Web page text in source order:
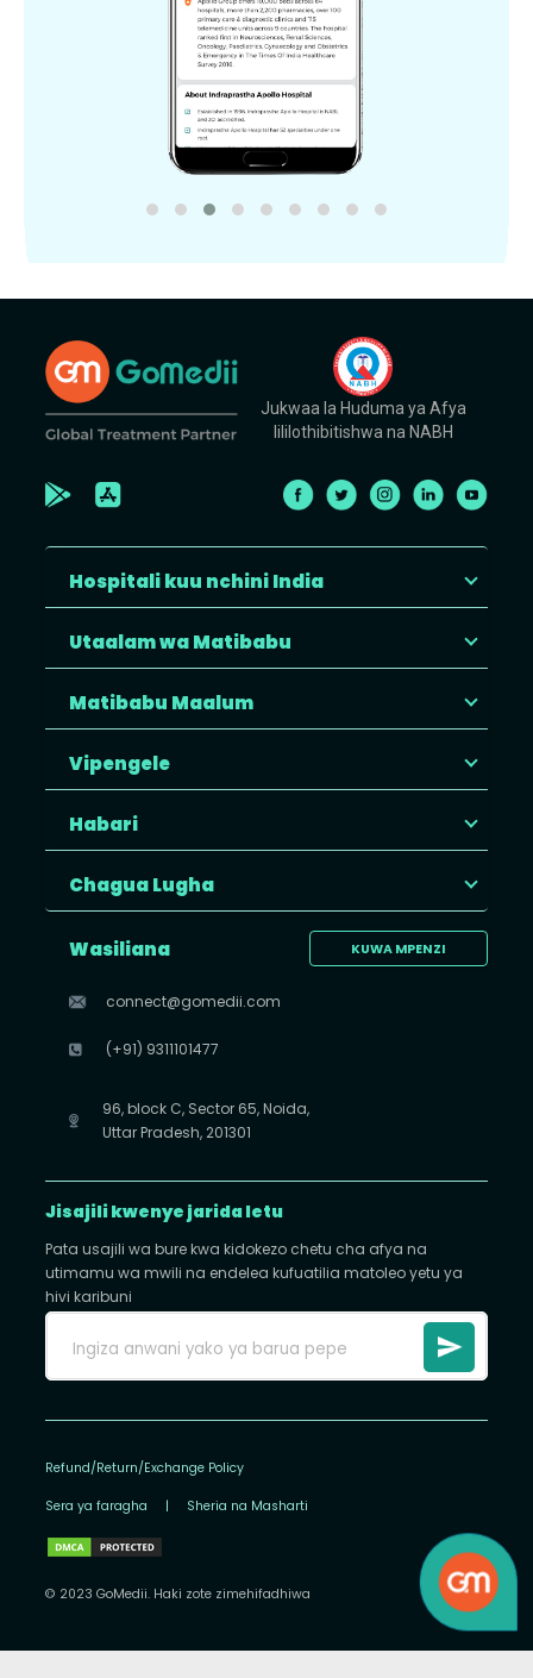
Jukwaa la Huduma ya Afya
lililothibitishwa na NABH
Hospitali kuu nchini India
Utaalam wa Matibabu
Matibabu Maalum
Vipengele
Habari
Chagua Lugha
KUWA MPENZI
Wasiliana
connect@gomedii.com
(+91) 9311101477
96, block C, Sector 65, Noida,
Uttar Pradesh, 201301
Jisajili kwenye jarida letu
Pata usajili wa bure kwa kidokezo chetu cha afya na
utimamu wa mwili na endelea kufuatilia matoleo yetu ya
hivi karibuni
Refund/Return/Exchange Policy
Sera ya faragha | Sheria na Masharti
© 2023 GoMedii. Haki zote zimehifadhiwa